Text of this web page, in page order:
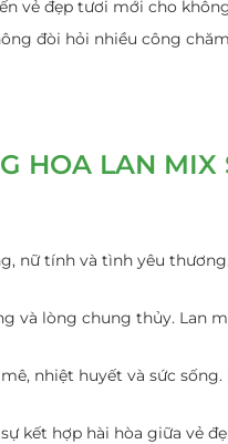
vẻ đẹp tươi mới cho
đòi hỏi nhiều công
HOA LAN
nữ tính và tình yêu
và lòng chung thủy. Lan
nhiệt huyết và sức
kết hợp hài hòa giữa vẻ